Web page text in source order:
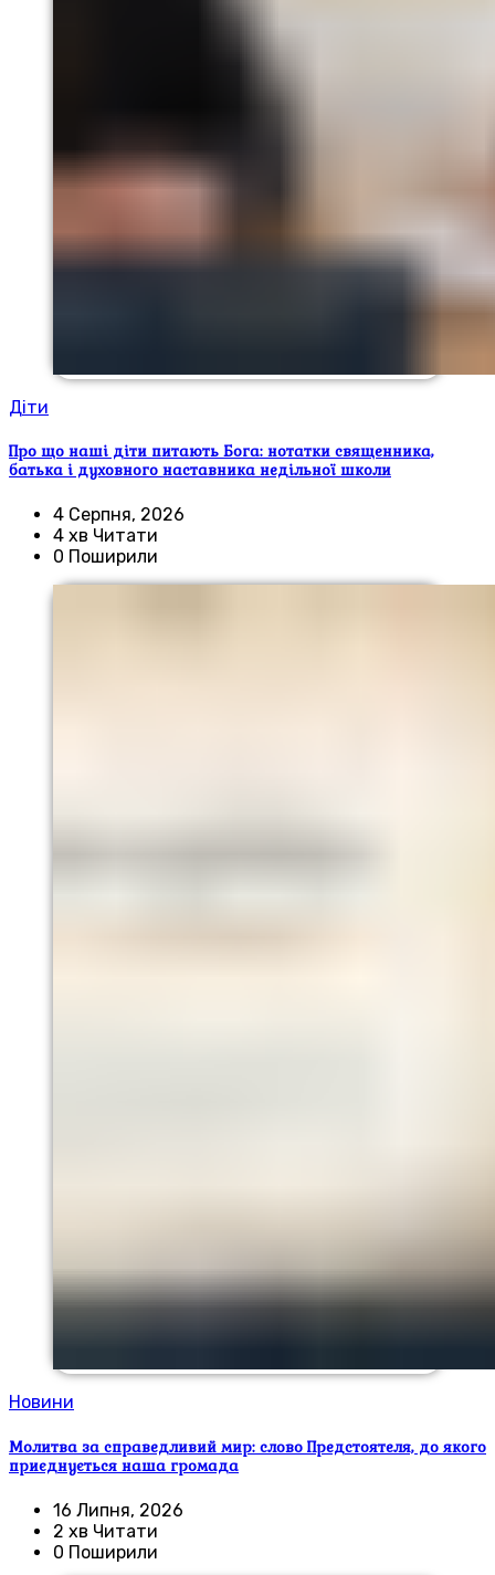
Діти
Про що наші діти питають Бога: нотатки священника,
батька і духовного наставника недільної школи
4 Серпня, 2026
4 хв Читати
0 Поширили
Новини
Молитва за справедливий мир: слово Предстоятеля, до якого
приєднується наша громада
16 Липня, 2026
2 хв Читати
0 Поширили